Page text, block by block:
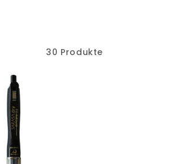
30 Produkte